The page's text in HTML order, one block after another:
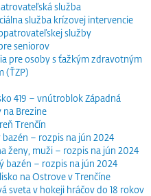
služba
služba krízovej intervencie
služby
seniorov
pre osoby s ťažkým zdravotným
(ŤZP)
419 – vnútroblok Západná
na Brezine
Trenčín
bazén – rozpis na jún 2024
ženy, muži – rozpis na jún 2024
bazén – rozpis na jún 2024
na Ostrove v Trenčíne
sveta v hokeji hráčov do 18 rokov